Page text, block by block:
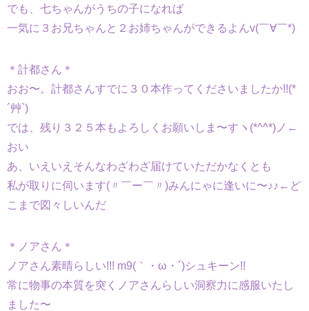
でも、七ちゃんがうちの子になれば
一気に３お兄ちゃんと２お姉ちゃんができるよんv(￣∀￣*)
＊計都さん＊
おお〜。計都さんすでに３０本作ってくださいましたか!!(*
´艸`)
では、残り３２５本もよろしくお願いしま〜すヽ(*^^*)ノ←
おい
あ、いえいえそんなわざわざ届けていただかなくとも
私が取りに伺います(〃￣ー￣〃)みんにゃに逢いに〜♪♪←ど
こまで図々しいんだ
＊ノアさん＊
ノアさん素晴らしい!!! m9(｀・ω・´)シュキーン!!
常に物事の本質を突くノアさんらしい洞察力に感服いたし
ました〜